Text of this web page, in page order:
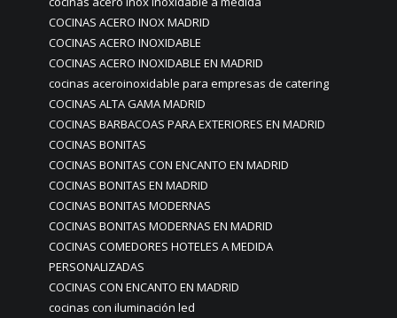
COCINAS ACERO INOX MADRID
COCINAS ACERO INOXIDABLE
COCINAS ACERO INOXIDABLE EN MADRID
cocinas aceroinoxidable para empresas de catering
COCINAS ALTA GAMA MADRID
COCINAS BARBACOAS PARA EXTERIORES EN MADRID
COCINAS BONITAS
COCINAS BONITAS CON ENCANTO EN MADRID
COCINAS BONITAS EN MADRID
COCINAS BONITAS MODERNAS
COCINAS BONITAS MODERNAS EN MADRID
COCINAS COMEDORES HOTELES A MEDIDA
PERSONALIZADAS
COCINAS CON ENCANTO EN MADRID
cocinas con iluminación led